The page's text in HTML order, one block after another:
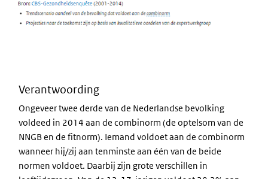
Verantwoording
Ongeveer twee derde van de Nederlandse bevolking
voldeed in 2014 aan de combinorm (de optelsom van de
NNGB en de fitnorm). Iemand voldoet aan de combinorm
wanneer hij/zij aan tenminste aan één van de beide
normen voldoet. Daarbij zijn grote verschillen in